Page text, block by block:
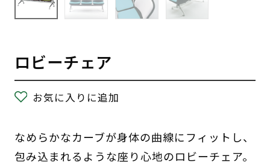
ロビーチェア
お気に入りに追加
なめらかなカーブが身体の曲線にフィットし、
包み込まれるような座り心地のロビーチェア。